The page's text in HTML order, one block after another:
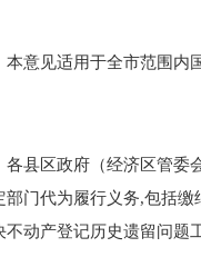
见适用于全市范围内国
区政府（经济区管委会
部门代为履行义务,包括
不动产登记历史遗留问题